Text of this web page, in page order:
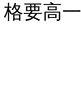
格要高